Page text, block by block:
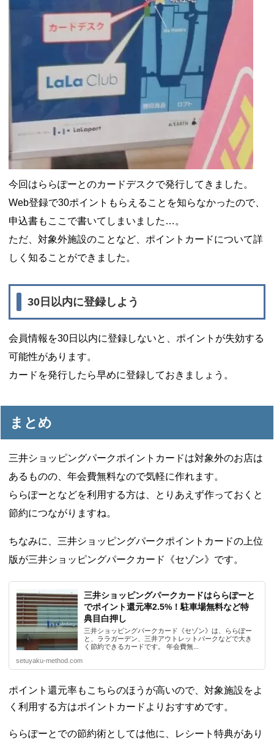
今回はららぽーとのカードデスクで発行してきました。
Web登録で30ポイントもらえることを知らなかったので、
申込書もここで書いてしまいました…。
ただ、対象外施設のことなど、ポイントカードについて詳
しく知ることができました。
30日以内に登録しよう
会員情報を30日以内に登録しないと、ポイントが失効する
可能性があります。
カードを発行したら早めに登録しておきましょう。
まとめ
三井ショッピングパークポイントカードは対象外のお店は
あるものの、年会費無料なので気軽に作れます。
ららぽーとなどを利用する方は、とりあえず作っておくと
節約につながりますね。
ちなみに、三井ショッピングパークポイントカードの上位
版が三井ショッピングパークカード《セゾン》です。
三井ショッピングパークカードはららぽーと
でポイント還元率2.5%！駐車場無料など特
典目白押し
三井ショッピングパークカード《セゾン》は、ららぽー
と、ララガーデン、三井アウトレットパークなどで大き
く節約できるカードです。 年会費無...
setuyaku-method.com
ポイント還元率もこちらのほうが高いので、対象施設をよ
く利用する方はポイントカードよりおすすめです。
ららぽーとでの節約術としては他に、レシート特典があり